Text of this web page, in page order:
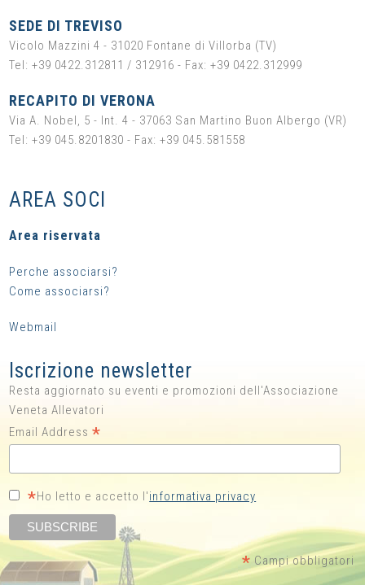
SEDE DI TREVISO
Vicolo Mazzini 4 - 31020 Fontane di Villorba (TV)
Tel: +39 0422.312811 / 312916 - Fax: +39 0422.312999
RECAPITO DI VERONA
Via A. Nobel, 5 - Int. 4 - 37063 San Martino Buon Albergo (VR)
Tel: +39 045.8201830 - Fax: +39 045.581558
AREA SOCI
Area riservata
Perche associarsi?
Come associarsi?
Webmail
Iscrizione newsletter
Resta aggiornato su eventi e promozioni dell'Associazione
Veneta Allevatori
Email Address*
*Ho letto e accetto l'informativa privacy
* Campi obbligatori